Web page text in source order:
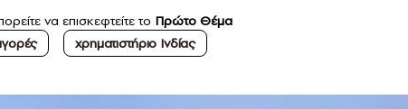
να επισκεφτείτε το Πρώτο Θέμα
χρηματιστήριο Ινδίας